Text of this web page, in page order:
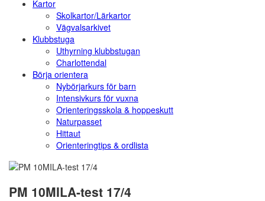
Kartor
Skolkartor/Lärkartor
Vägvalsarkivet
Klubbstuga
Uthyrning klubbstugan
Charlottendal
Börja orientera
Nybörjarkurs för barn
Intensivkurs för vuxna
Orienteringsskola & hoppeskutt
Naturpasset
Hittaut
Orienteringtips & ordlista
PM 10MILA-test 17/4